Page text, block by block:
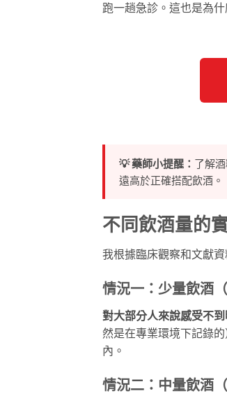
跑一趟急診。這也是為
💡 藥師小提醒： 了解
遠高於正確搭配飲酒。
不同飲酒量的
我根據臨床觀察和文獻
情況一：少量飲酒
對大部分人來說感受不到
然是在專業環境下記錄
內。
情況二：中量飲酒（